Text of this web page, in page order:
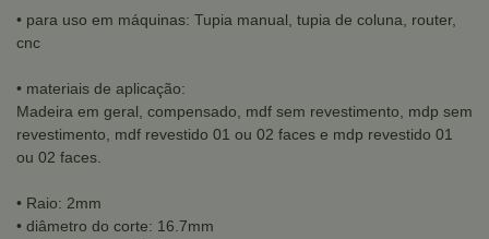
• para uso em máquinas: Tupia manual, tupia de coluna, router,
cnc
• materiais de aplicação:
Madeira em geral, compensado, mdf sem revestimento, mdp sem
revestimento, mdf revestido 01 ou 02 faces e mdp revestido 01
ou 02 faces.
• Raio: 2mm
• diâmetro do corte: 16.7mm